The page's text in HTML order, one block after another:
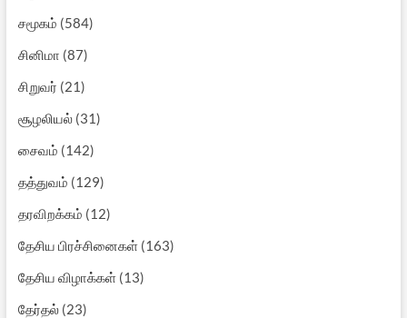
சமூகம் (584)
சினிமா (87)
சிறுவர் (21)
சூழலியல்(31)
சைவம் (142)
தத்துவம் (129)
தரவிறக்கம் (12)
தேசிய பிரச்சினைகள்(163)
தேசிய விழாக்கள்(13)
தேர்தல்(23)